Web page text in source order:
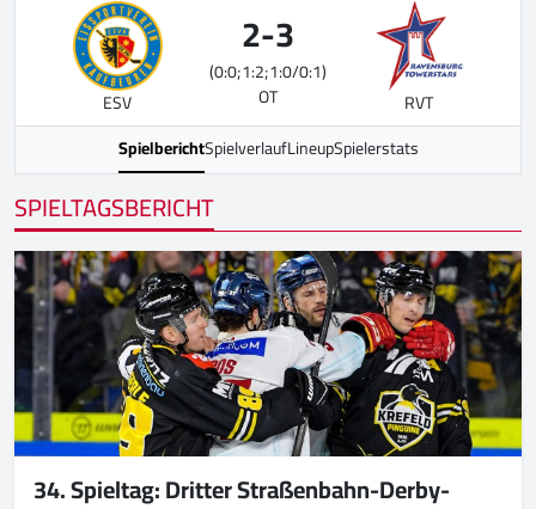
ESV
2-3
(0:0;1:2;1:0/0:1)
OT
RVT
SpielberichtSpielverlaufLineupSpielerstats
SPIELTAGSBERICHT
34. Spieltag: Dritter Straßenbahn-Derby-